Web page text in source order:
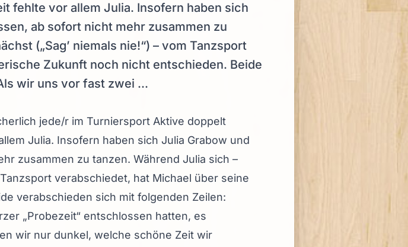
fehlte vor allem Julia. Insofern haben sich
ab sofort nicht mehr zusammen zu
(„Sag’ niemals nie!“) – vom Tanzsport
Zukunft noch nicht entschieden. Beide
wir uns vor fast zwei ...
jede/r im Turniersport Aktive doppelt
Julia. Insofern haben sich Julia Grabow und
zusammen zu tanzen. Während Julia sich –
verabschiedet, hat Michael über seine
verabschieden sich mit folgenden Zeilen:
„Probezeit“ entschlossen hatten, es
wir nur dunkel, welche schöne Zeit wir